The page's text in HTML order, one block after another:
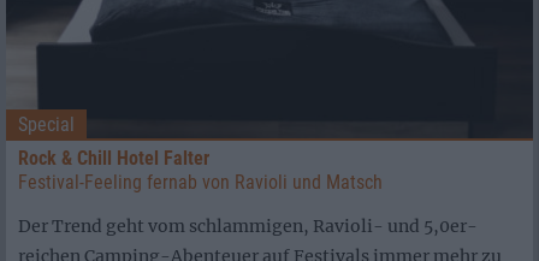
Special
Rock & Chill Hotel Falter
Festival-Feeling fernab von Ravioli und Matsch
Der Trend geht vom schlammigen, Ravioli- und 5,0er-